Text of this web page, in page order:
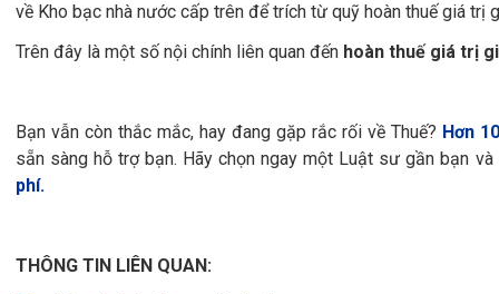
về Kho bạc nhà nước cấp trên để trích từ quỹ hoàn thuế giá trị
Trên đây là một số nội chính liên quan đến hoàn thuế giá trị
Bạn vẫn còn thắc mắc, hay đang gặp rắc rối về Thuế? Hơn
sẵn sàng hỗ trợ bạn. Hãy chọn ngay một Luật sư gần bạn
phí.
THÔNG TIN LIÊN QUAN: